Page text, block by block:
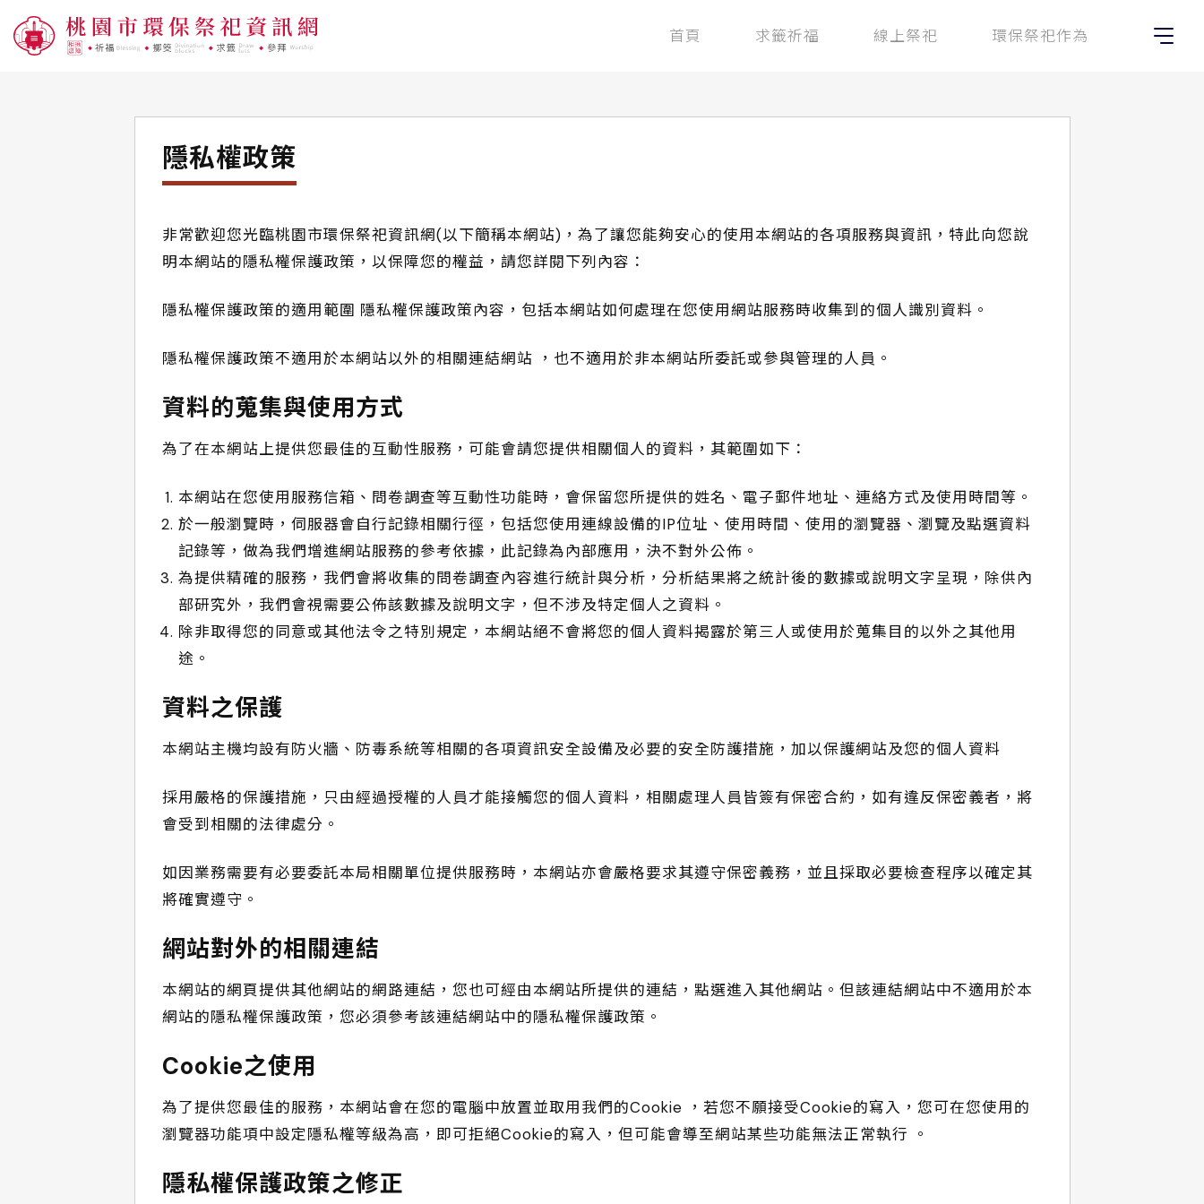
首頁 求籤祈福 線上祭祀 環保祭祀作為
隱私權政策
非常歡迎您光臨桃園市環保祭祀資訊網(以下簡稱本網站)，為了讓您能夠安心的使用本網站的各項服務與資訊，特此向您說
明本網站的隱私權保護政策，以保障您的權益，請您詳閱下列內容：
隱私權保護政策的適用範圍 隱私權保護政策內容，包括本網站如何處理在您使用網站服務時收集到的個人識別資料。
隱私權保護政策不適用於本網站以外的相關連結網站 ，也不適用於非本網站所委託或參與管理的人員。
資料的蒐集與使用方式
為了在本網站上提供您最佳的互動性服務，可能會請您提供相關個人的資料，其範圍如下：
本網站在您使用服務信箱、問卷調查等互動性功能時，會保留您所提供的姓名、電子郵件地址、連絡方式及使用時間等。
於一般瀏覽時，伺服器會自行記錄相關行徑，包括您使用連線設備的IP位址、使用時間、使用的瀏覽器、瀏覽及點選資料
記錄等，做為我們增進網站服務的參考依據，此記錄為內部應用，決不對外公佈。
為提供精確的服務，我們會將收集的問卷調查內容進行統計與分析，分析結果將之統計後的數據或說明文字呈現，除供內
部研究外，我們會視需要公佈該數據及說明文字，但不涉及特定個人之資料。
除非取得您的同意或其他法令之特別規定，本網站絕不會將您的個人資料揭露於第三人或使用於蒐集目的以外之其他用
途。
資料之保護
本網站主機均設有防火牆、防毒系統等相關的各項資訊安全設備及必要的安全防護措施，加以保護網站及您的個人資料
採用嚴格的保護措施，只由經過授權的人員才能接觸您的個人資料，相關處理人員皆簽有保密合約，如有違反保密義者，將
會受到相關的法律處分。
如因業務需要有必要委託本局相關單位提供服務時，本網站亦會嚴格要求其遵守保密義務，並且採取必要檢查程序以確定其
將確實遵守。
網站對外的相關連結
本網站的網頁提供其他網站的網路連結，您也可經由本網站所提供的連結，點選進入其他網站。但該連結網站中不適用於本
網站的隱私權保護政策，您必須參考該連結網站中的隱私權保護政策。
Cookie之使用
為了提供您最佳的服務，本網站會在您的電腦中放置並取用我們的Cookie ，若您不願接受Cookie的寫入，您可在您使用的
瀏覽器功能項中設定隱私權等級為高，即可拒絕Cookie的寫入，但可能會導至網站某些功能無法正常執行 。
隱私權保護政策之修正